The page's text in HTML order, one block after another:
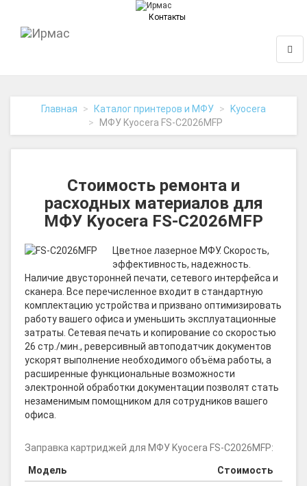
Контакты
Главная Каталог принтеров и МФУ
Kyocera
МФУ Kyocera FS-C2026MFP
Стоимость ремонта и
расходных материалов для
МФУ Kyocera FS-C2026MFP
Цветное лазерное МФУ. Скорость,
эффективность, надежность.
Наличие двусторонней печати, сетевого интерфейса и
сканера. Все перечисленное входит в стандартную
комплектацию устройства и призвано оптимизировать
работу вашего офиса и уменьшить эксплуатационные
затраты. Сетевая печать и копирование со скоростью
26 стр./мин., реверсивный автоподатчик документов
ускорят выполнение необходимого объёма работы, а
расширенные функциональные возможности
электронной обработки документации позволят стать
незаменимым помощником для сотрудников вашего
офиса.
Заправка картриджей для МФУ Kyocera FS-C2026MFP:
Модель
Стоимость